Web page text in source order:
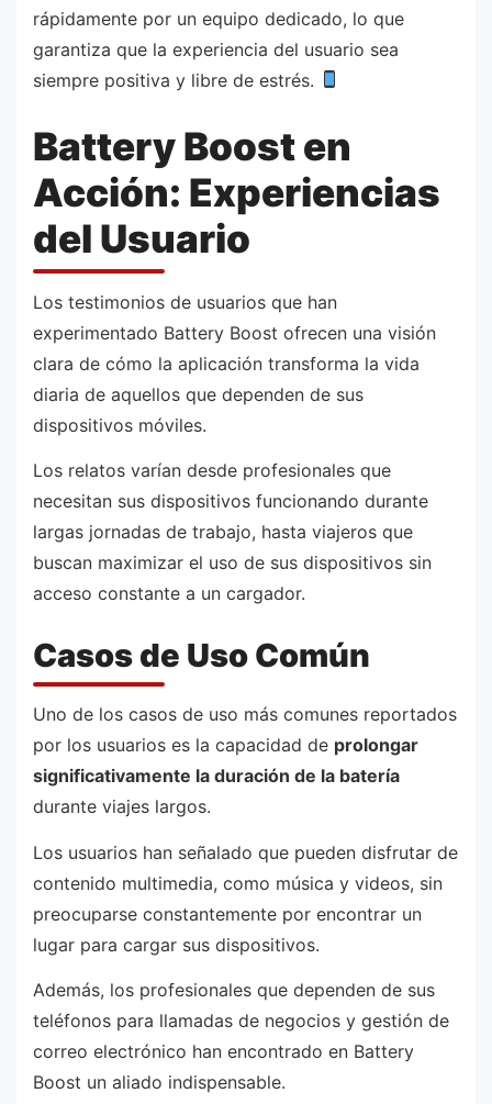
rápidamente por un equipo dedicado, lo que
garantiza que la experiencia del usuario sea
siempre positiva y libre de estrés.
Battery Boost en
Acción: Experiencias
del Usuario
Los testimonios de usuarios que han
experimentado Battery Boost ofrecen una visión
clara de cómo la aplicación transforma la vida
diaria de aquellos que dependen de sus
dispositivos móviles.
Los relatos varían desde profesionales que
necesitan sus dispositivos funcionando durante
largas jornadas de trabajo, hasta viajeros que
buscan maximizar el uso de sus dispositivos sin
acceso constante a un cargador.
Casos de Uso Común
Uno de los casos de uso más comunes reportados
por los usuarios es la capacidad de prolongar
significativamente la duración de la batería
durante viajes largos.
Los usuarios han señalado que pueden disfrutar de
contenido multimedia, como música y videos, sin
preocuparse constantemente por encontrar un
lugar para cargar sus dispositivos.
Además, los profesionales que dependen de sus
teléfonos para llamadas de negocios y gestión de
correo electrónico han encontrado en Battery
Boost un aliado indispensable.